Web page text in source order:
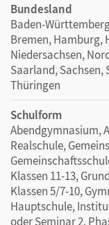
Bundesland
Baden-
Bremen, Hamburg,
Niedersachsen,
Saarland,
Thüringen
Schulform
Abendgymnasium,
Realschule,
Klassen 11-13,
Klassen 5/7-10,
Hauptschule,
oder Seminar 2.